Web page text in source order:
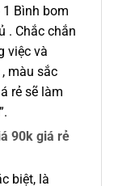
Bình bom
. Chắc chắn
việc và
màu sắc
rẻ sẽ làm
90k giá rẻ
biệt, là